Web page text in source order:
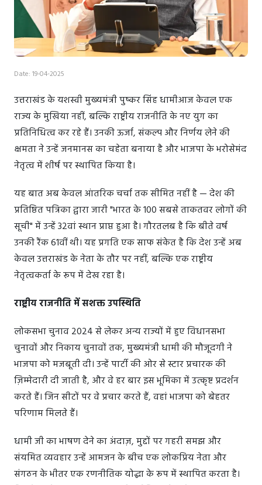
Date: 19-04-2025
उत्तराखंड के यशस्वी मुख्यमंत्री पुष्कर सिंह धामीआज केवल एक
राज्य के मुखिया नहीं, बल्कि राष्ट्रीय राजनीति के नए युग का
प्रतिनिधित्व कर रहे हैं। उनकी ऊर्जा, संकल्प और निर्णय लेने की
क्षमता ने उन्हें जनमानस का चहेता बनाया है और भाजपा के भरोसेमंद
नेतृत्व में शीर्ष पर स्थापित किया है।
यह बात अब केवल आंतरिक चर्चा तक सीमित नहीं है — देश की
प्रतिष्ठित पत्रिका द्वारा जारी "भारत के 100 सबसे ताकतवर लोगों की
सूची" में उन्हें 32वां स्थान प्राप्त हुआ है। गौरतलब है कि बीते वर्ष
उनकी रैंक 61वीं थी। यह प्रगति एक साफ संकेत है कि देश उन्हें अब
केवल उत्तराखंड के नेता के तौर पर नहीं, बल्कि एक राष्ट्रीय
नेतृत्वकर्ता के रूप में देख रहा है।
राष्ट्रीय राजनीति में सशक्त उपस्थिति
लोकसभा चुनाव 2024 से लेकर अन्य राज्यों में हुए विधानसभा
चुनावों और निकाय चुनावों तक, मुख्यमंत्री धामी की मौजूदगी ने
भाजपा को मजबूती दी। उन्हें पार्टी की ओर से स्टार प्रचारक की
ज़िम्मेदारी दी जाती है, और वे हर बार इस भूमिका में उत्कृष्ट प्रदर्शन
करते हैं। जिन सीटों पर वे प्रचार करते हैं, वहां भाजपा को बेहतर
परिणाम मिलते हैं।
धामी जी का भाषण देने का अंदाज़, मुद्दों पर गहरी समझ और
संयमित व्यवहार उन्हें आमजन के बीच एक लोकप्रिय नेता और
संगठन के भीतर एक रणनीतिक योद्धा के रूप में स्थापित करता है।